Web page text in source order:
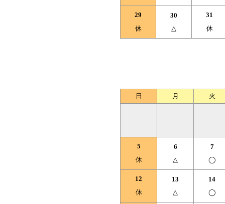
29
休
30
△
31
休
日 月 火
5
休
6
△
7
◯
12
休
13
△
14
◯